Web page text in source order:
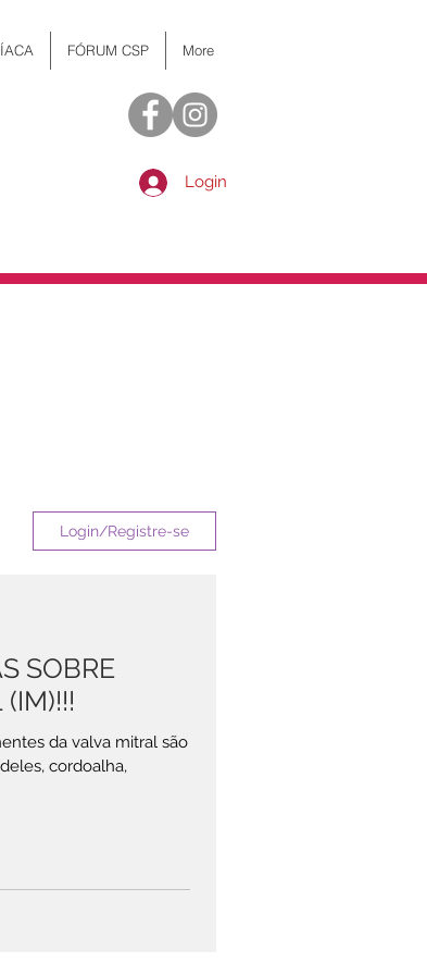
FÓRUM CSP More
Login
Login/Registre-se
SOBRE
da valva mitral são
cordoalha,